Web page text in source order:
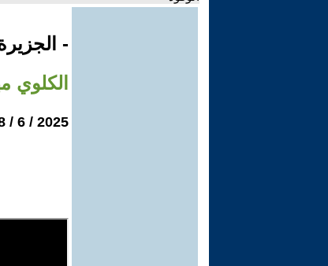
-
الكلوي
2025 / 6 / 8